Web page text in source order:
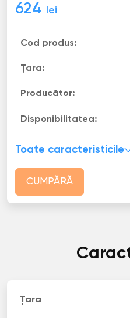
624 lei
Cod produs:
Țara:
Producător:
Disponibilitatea:
Toate caracteristicile
CUMPĂRĂ
Țara